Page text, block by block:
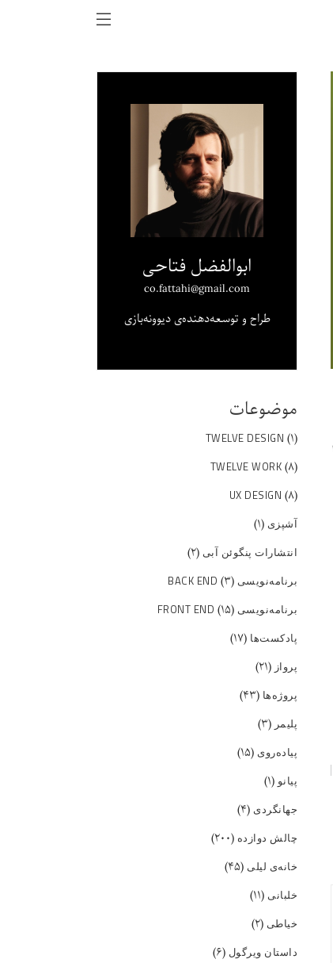
ابوالفضل فتاحی
co.fattahi@gmail.com
طراح و توسعه‌دهنده‌ی دیوونه‌بازی
موضوعات
TWELVE DESIGN (۱)
TWELVE WORK (۸)
UX DESIGN (۸)
آشپزی (۱)
انتشارات پنگوئن آبی (۲)
برنامه‌نویسی BACK END (۳)
برنامه‌نویسی FRONT END (۱۵)
پادکست‌ها (۱۷)
پرواز(۲۱)
پروژه‌ها (۴۳)
پلیمر(۳)
پیاده‌روی (۱۵)
پیانو(۱)
جهانگردی (۴)
چالش دوازده (۲۰۰)
خانه‌ی لیلی (۴۵)
خلبانی (۱۱)
خیاطی (۲)
داستان ویرگول (۶)